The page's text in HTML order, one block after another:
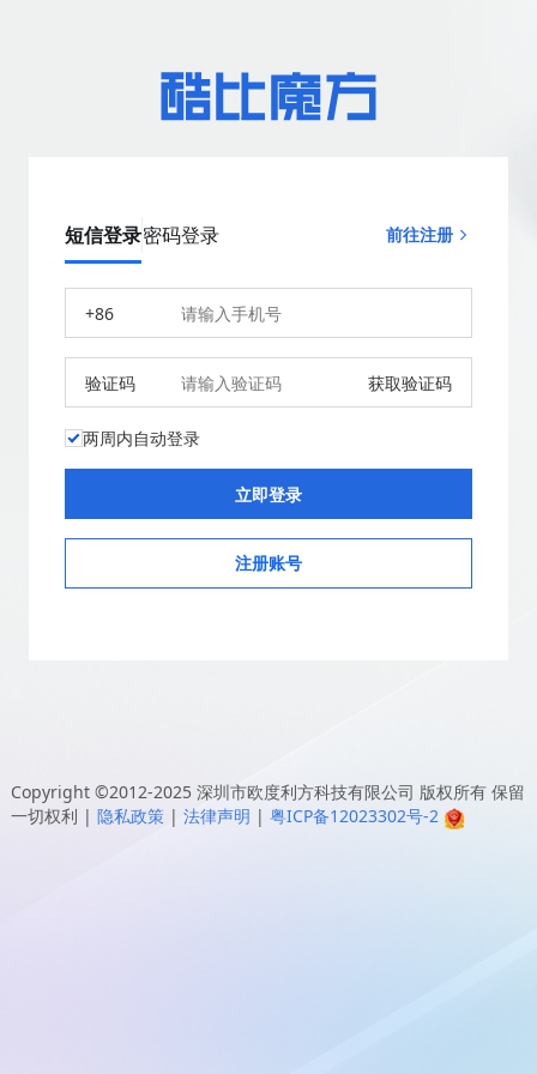
短信登录密码登录 前往注册
+86
验证码 获取验证码
两周内自动登录
注册账号
Copyright ©2012-2025 深圳市欧度利方科技有限公司 版权所有 保留
一切权利 | 隐私政策 | 法律声明 | 粤ICP备12023302号-2